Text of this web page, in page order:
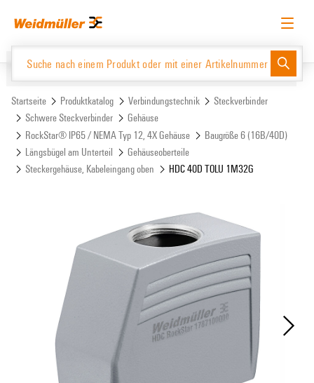
Inhalt
Navigationsmenü
Deutsch Login anfordern Anmelden
Website Support Center easyConnect
Produktkatalog
Startseite Produktkatalog Verbindungstechnik
Steckverbinder
Schwere Steckverbinder
Gehäuse
RockStar® IP65 / NEMA Typ 12, 4X Gehäuse
Baugröße 6 (16B/40D)
Längsbügel am Unterteil
Gehäuseoberteile
Steckergehäuse, Kabeleingang oben
HDC 40D TOLU 1M32G